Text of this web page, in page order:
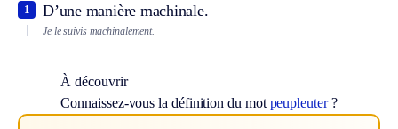
D’une manière machinale.
1
Je le suivis machinalement.
À découvrir
Connaissez-vous la définition du mot peupleuter?